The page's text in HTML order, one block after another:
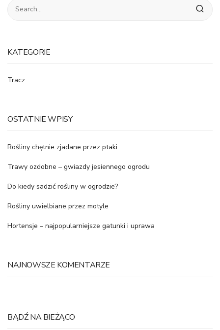
KATEGORIE
Tracz
OSTATNIE WPISY
Rośliny chętnie zjadane przez ptaki
Trawy ozdobne – gwiazdy jesiennego ogrodu
Do kiedy sadzić rośliny w ogrodzie?
Rośliny uwielbiane przez motyle
Hortensje – najpopularniejsze gatunki i uprawa
NAJNOWSZE KOMENTARZE
BĄDŹ NA BIEŻĄCO